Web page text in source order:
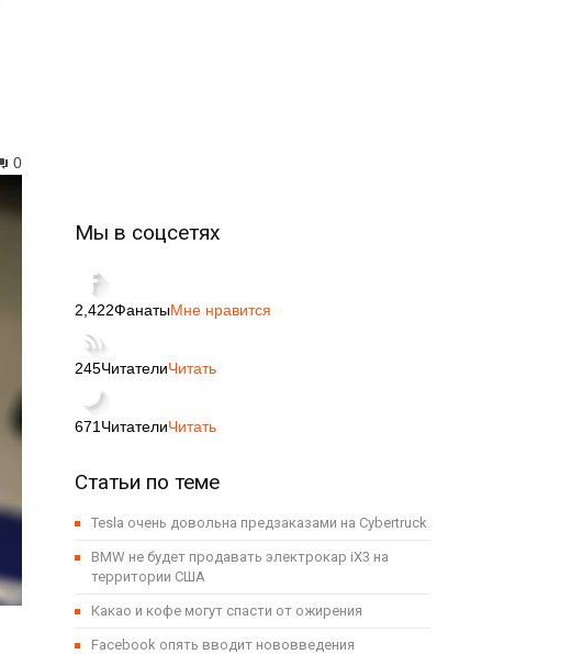
0
Мы в соцсетях
2,422ФанатыМне нравится
245ЧитателиЧитать
671 ЧитателиЧитать
Статьи по теме
Tesla очень довольна предзаказами на Cybertruck
BMW не будет продавать электрокар iX3 на
территории США
Какао и кофе могут спасти от ожирения
Facebook опять вводит нововведения